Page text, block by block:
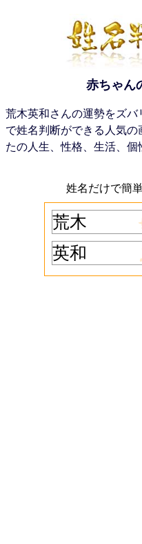
赤ちゃん
荒木英和さんの運勢をズ
で姓名判断ができる人気
たの人生、性格、生活、個
姓名だけで簡